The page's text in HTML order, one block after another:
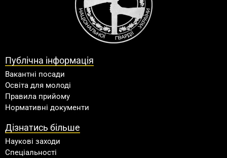
Публічна інформація
Вакантні посади
Освіта для молоді
Правила прийому
Нормативні документи
Дізнатись більше
Наукові заходи
Спеціальності